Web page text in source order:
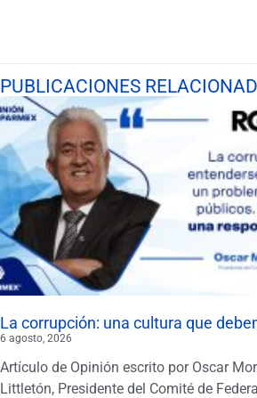
PUBLICACIONES
La corrupción: una cultura que
6 agosto, 2026
Artículo de Opinión escrito por Oscar
Littletón, Presidente del Comité de